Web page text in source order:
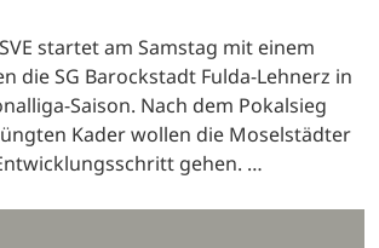
startet am Samstag mit einem
die SG Barockstadt Fulda-Lehnerz in
Saison. Nach dem Pokalsieg
Kader wollen die Moselstädter
gehen. …